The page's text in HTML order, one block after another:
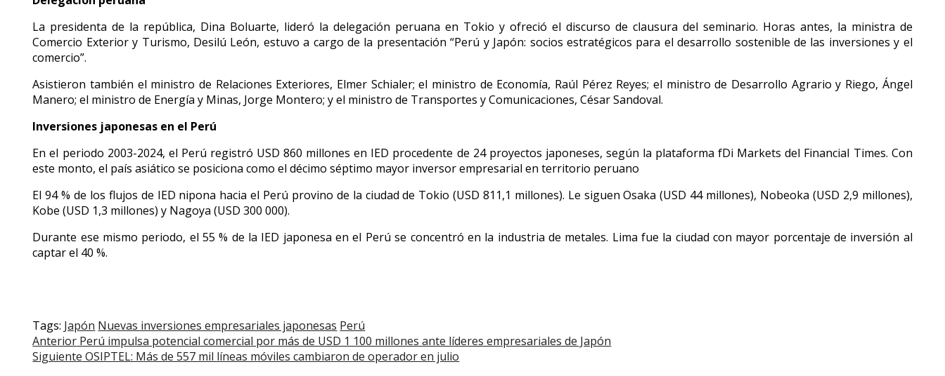
La presidenta de la república, Dina Boluarte, lideró la delegación peruana en Tokio y ofreció el discurso de clausura del seminario. Horas antes, la ministra de
Comercio Exterior y Turismo, Desilú León, estuvo a cargo de la presentación “Perú y Japón: socios estratégicos para el desarrollo sostenible de las inversiones y el
comercio”.
Asistieron también el ministro de Relaciones Exteriores, Elmer Schialer; el ministro de Economía, Raúl Pérez Reyes; el ministro de Desarrollo Agrario y Riego, Ángel
Manero; el ministro de Energía y Minas, Jorge Montero; y el ministro de Transportes y Comunicaciones, César Sandoval.
Inversiones japonesas en el Perú
En el periodo 2003-2024, el Perú registró USD 860 millones en IED procedente de 24 proyectos japoneses, según la plataforma fDi Markets del Financial Times. Con
este monto, el país asiático se posiciona como el décimo séptimo mayor inversor empresarial en territorio peruano
El 94 % de los flujos de IED nipona hacia el Perú provino de la ciudad de Tokio (USD 811,1 millones). Le siguen Osaka (USD 44 millones), Nobeoka (USD 2,9 millones),
Kobe (USD 1,3 millones) y Nagoya (USD 300 000).
Durante ese mismo periodo, el 55 % de la IED japonesa en el Perú se concentró en la industria de metales. Lima fue la ciudad con mayor porcentaje de inversión al
captar el 40 %.
Tags: Japón Nuevas inversiones empresariales japonesas Perú
Post
navigation
Anterior Perú impulsa potencial comercial por más de USD 1 100 millones ante líderes empresariales de Japón
Siguiente OSIPTEL: Más de 557 mil líneas móviles cambiaron de operador en julio